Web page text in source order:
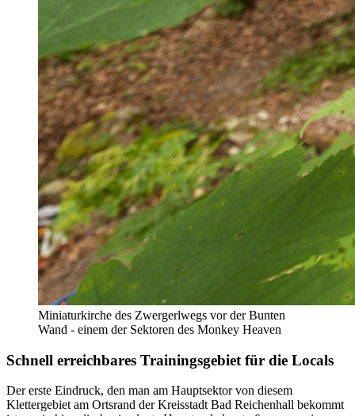
Miniaturkirche des Zwergerlwegs vor der Bunten
Wand - einem der Sektoren des Monkey Heaven
Schnell erreichbares Trainingsgebiet für die Locals
Der erste Eindruck, den man am Hauptsektor von diesem
Klettergebiet am Ortsrand der Kreisstadt Bad Reichenhall bekommt